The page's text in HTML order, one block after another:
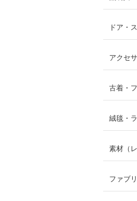
ドア・
アクセ
古着・
絨毯・
素材（
ファブ